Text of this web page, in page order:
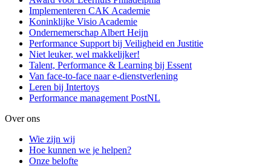
Implementeren CAK Academie
Koninklijke Visio Academie
Ondernemerschap Albert Heijn
Performance Support bij Veiligheid en Justitie
Niet leuker, wel makkelijker!
Talent, Performance & Learning bij Essent
Van face-to-face naar e-dienstverlening
Leren bij Intertoys
Performance management PostNL
Over ons
Wie zijn wij
Hoe kunnen we je helpen?
Onze belofte